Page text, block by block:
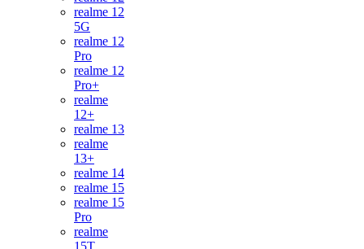
realme 12
5G
realme 12
Pro
realme 12
Pro+
realme
12+
realme 13
realme
13+
realme 14
realme 15
realme 15
Pro
realme
15T